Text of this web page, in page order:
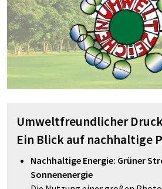
Umweltfreundlicher
Ein Blick auf nachhaltige
Nachhaltige Energie: Grüner
Sonnenenergie